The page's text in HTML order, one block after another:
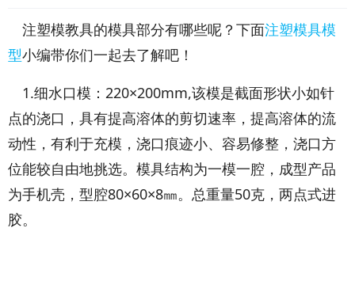
注塑模教具的模具部分有哪些呢？下面注塑模具模
型小编带你们一起去了解吧！
1.细水口模：220×200mm,该模是截面形状小如针
点的浇口，具有提高溶体的剪切速率，提高溶体的流
动性，有利于充模，浇口痕迹小、容易修整，浇口方
位能较自由地挑选。模具结构为一模一腔，成型产品
为手机壳，型腔80×60×8㎜。总重量50克，两点式进
胶。